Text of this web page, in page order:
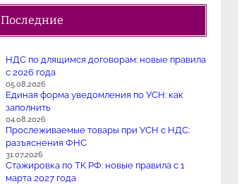
Последние
НДС по длящимся договорам: новые правила
с 2026 года
05.08.2026
Единая форма уведомления по УСН: как
заполнить
04.08.2026
Прослеживаемые товары при УСН с НДС:
разъяснения ФНС
31.07.2026
Стажировка по ТК РФ: новые правила с 1
марта 2027 года